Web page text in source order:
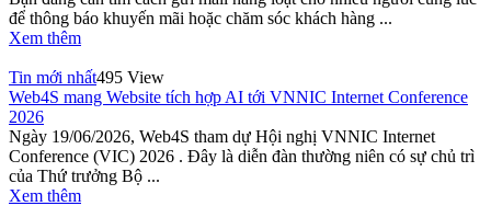
để thông báo khuyến mãi hoặc chăm sóc khách hàng ...
Xem thêm
Tin mới nhất495 View
Web4S mang Website tích hợp AI tới VNNIC Internet Conference
2026
Ngày 19/06/2026, Web4S tham dự Hội nghị VNNIC Internet
Conference (VIC) 2026 . Đây là diễn đàn thường niên có sự chủ trì
của Thứ trưởng Bộ ...
Xem thêm